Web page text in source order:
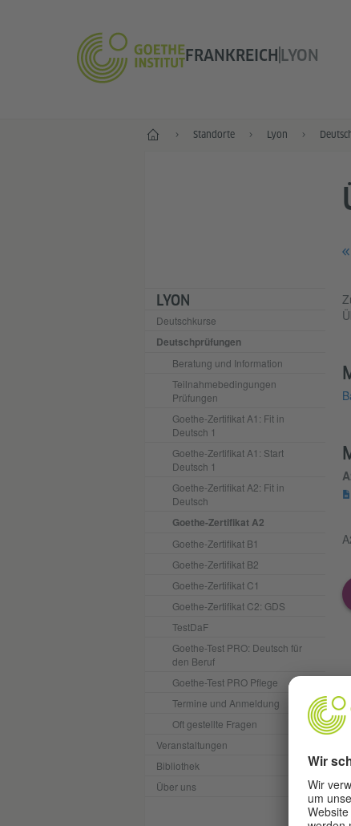
FRANKREICH LYON
Start Standorte Lyon
LYON
Deutschkurse
Deutschprüfungen
Beratung und Information
Teilnahmebedingungen
Prüfungen
Goethe-Zertifikat A1: Fit in
Deutsch 1
Goethe-Zertifikat A1: Start
Deutsch 1
Goethe-Zertifikat A2: Fit in
Deutsch
Goethe-Zertifikat A2
Goethe-Zertifikat B1
Goethe-Zertifikat B2
Goethe-Zertifikat C1
Goethe-Zertifikat C2: GDS
TestDaF
Goethe-Test PRO: Deutsch für
den Beruf
Goethe-Test PRO Pflege
Termine und Anmeldung
Oft gestellte Fragen
Veranstaltungen
Bibliothek
Über uns